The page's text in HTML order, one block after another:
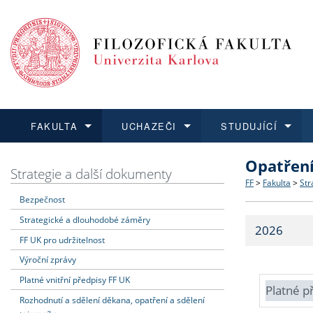
FAKULTA
Dozvědět se více
Struktura
Strategie
Fakultní
UCHAZEČI
Podat přihlášku
Co
Učitelské
STUDUJÍCÍ
Dozvědět se více
Dozvědět se více
O vědě a
Dozvědět se více
Aktuální
Strategie a další dokumenty
Bezpečnost
Strategické a dlouhodobé záměry
FF UK pro udržitelnost
Výroční zprávy
Platné vnitřní předpisy FF UK
Rozhodnutí a sdělení děkana, opatření a sdělení
FF > Fakulta >
2026
Platné